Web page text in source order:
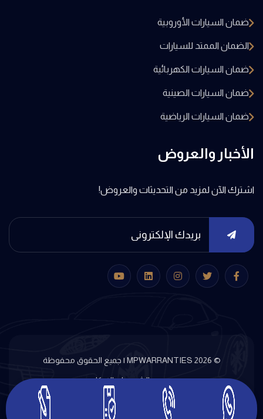
ضمان السيارات الأوروبية
الضمان الممتد للسيارات
ضمان السيارات الكهربائية
ضمان السيارات الصينية
ضمان السيارات الرياضية
الأخبار والعروض
اشترك الآن لمزيد من التحديثات والعروض!
© MPWARRANTIES 2026 | جميع الحقوق محفوظة
الشروط والاحكام